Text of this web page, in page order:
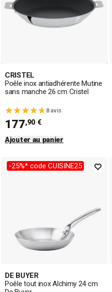
CRISTEL
Poêle inox antiadhérente Mutine
sans manche 26 cm Cristel
8 avis
177,90 €
Ajouter au panier
-25%* code CUISINE25
DE BUYER
Poêle tout inox Alchimy 24 cm